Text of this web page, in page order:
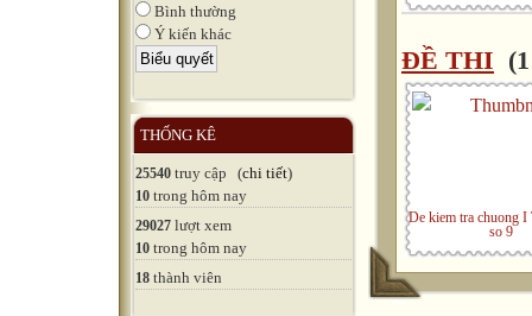
Bình thường
Ý kiến khác
THỐNG KÊ
25540 truy cập (chi tiết)
10 trong hôm nay
29027 lượt xem
10 trong hôm nay
18 thành viên
ĐỀ THI
De kiem tra chuong I
so 9